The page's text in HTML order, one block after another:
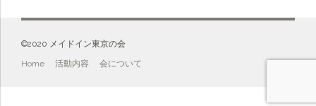
©️2020 メイドイン東京の会
Home 活動内容 会について